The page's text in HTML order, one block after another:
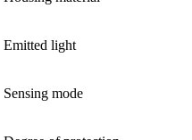
Emitted light
Sensing mode